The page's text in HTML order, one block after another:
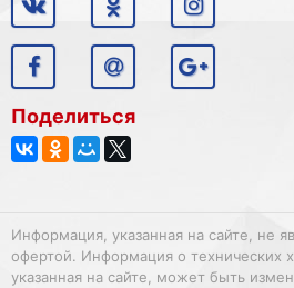
Поделиться
Информация, указанная на сайте, не
офертой. Информация о технических
указанная на сайте, может быть